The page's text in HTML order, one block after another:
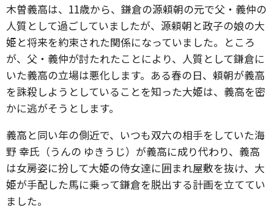
木曽義高は、11歳から、鎌倉の源頼朝の元で父・義仲の
人質として過ごしていましたが、源頼朝と政子の娘の大
姫と将来を約束された関係になっていました。ところ
が、父・義仲が討たれたことにより、人質として鎌倉に
いた義高の立場は悪化します。ある春の日、頼朝が義高
を誅殺しようとしていることを知った大姫は、義高を密
かに逃がそうとします。
義高と同い年の側近で、いつも双六の相手をしていた海
野 幸氏（うんの ゆきうじ）が義高に成り代わり、義高
は女房姿に扮して大姫の侍女達に囲まれ屋敷を抜け、大
姫が手配した馬に乗って鎌倉を脱出する計画を立ててい
ました。